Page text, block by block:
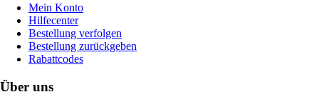
Mein Konto
Hilfecenter
Bestellung verfolgen
Bestellung zurückgeben
Rabattcodes
Über uns